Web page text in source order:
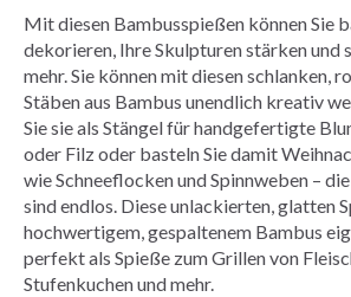
Mit diesen Bambusspießen können Sie
dekorieren, Ihre Skulpturen stärken und
mehr. Sie können mit diesen schlanken,
Stäben aus Bambus unendlich kreativ
Sie sie als Stängel für handgefertigte
oder Filz oder basteln Sie damit
wie Schneeflocken und Spinnweben –
sind endlos. Diese unlackierten, glatten
hochwertigem, gespaltenem Bambus
perfekt als Spieße zum Grillen von
Stufenkuchen und mehr.